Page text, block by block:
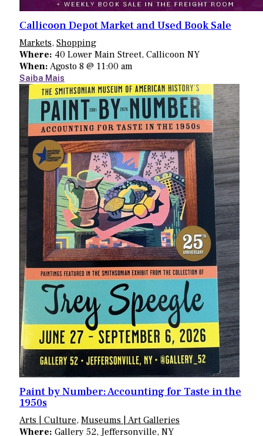
Callicoon Depot Market and Used Book Sale
Markets, Shopping
Where: 40 Lower Main Street, Callicoon NY
When: Agosto 8 @ 11:00 am
Saiba Mais
Paint by Number: Accounting for Taste in the
1950s
Arts | Culture, Museums | Art Galleries
Where: Gallery 52, Jeffersonville, NY